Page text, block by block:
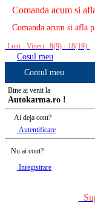
Comanda acum si
Comanda acum si afla
Luni - Vineri : 8(9) - 18(19)
Cosul meu
Contul meu
Bine ai venit la
Autokarma.ro !
Ai deja cont?
Autentificare
Nu ai cont?
Inregistrare